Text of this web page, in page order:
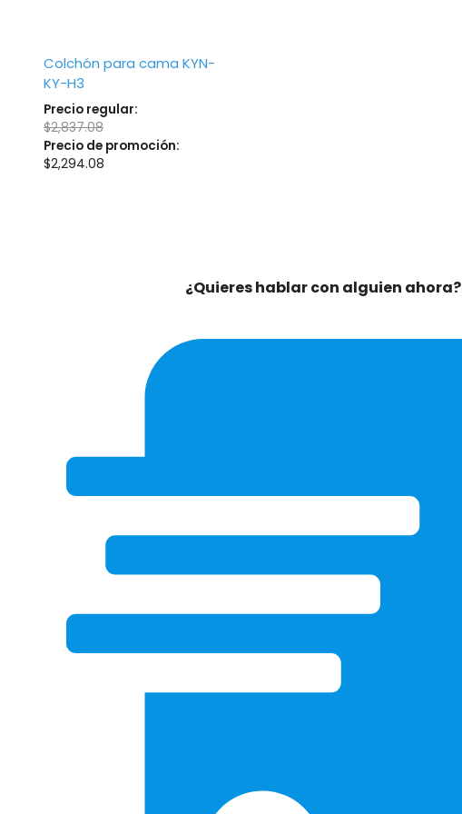
Colchón para cama KYN-
KY-H3
Precio regular:
$2,837.08
Precio de promoción:
$2,294.08
¿Quieres hablar con alguien ahora?